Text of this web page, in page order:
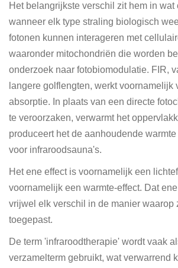
Het belangrijkste verschil zit hem in wat
wanneer elk type straling biologisch
fotonen kunnen interageren met
waaronder mitochondriën die worden
onderzoek naar fotobiomodulatie. FIR,
langere golflengten, werkt voornamelijk
absorptie. In plaats van een directe
te veroorzaken, verwarmt het
produceert het de aanhoudende
voor infraroodsauna's.
Het ene effect is voornamelijk een
voornamelijk een warmte-effect. Dat
vrijwel elk verschil in de manier waarop
toegepast.
De term 'infraroodtherapie' wordt vaak
verzamelterm gebruikt, wat verwarrend